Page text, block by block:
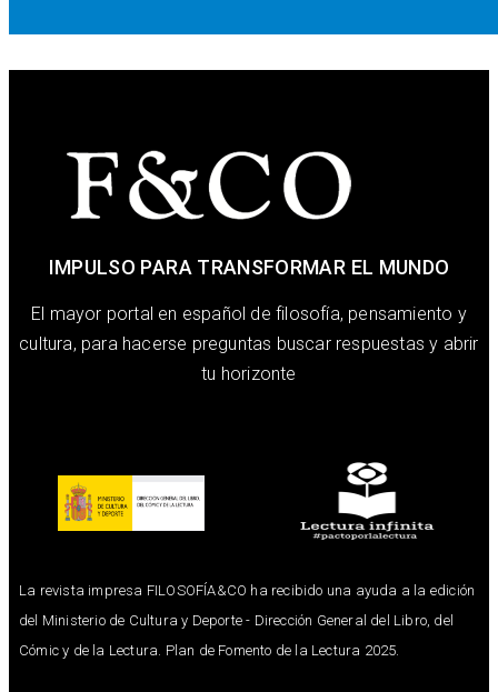
IMPULSO PARA TRANSFORMAR EL MUNDO
El mayor portal en español de filosofía, pensamiento y
cultura, para hacerse preguntas buscar respuestas y abrir
tu horizonte
La revista impresa FILOSOFÍA&CO ha recibido una ayuda a la edición
del Ministerio de Cultura y Deporte - Dirección General del Libro, del
Cómic y de la Lectura. Plan de Fomento de la Lectura 2025.